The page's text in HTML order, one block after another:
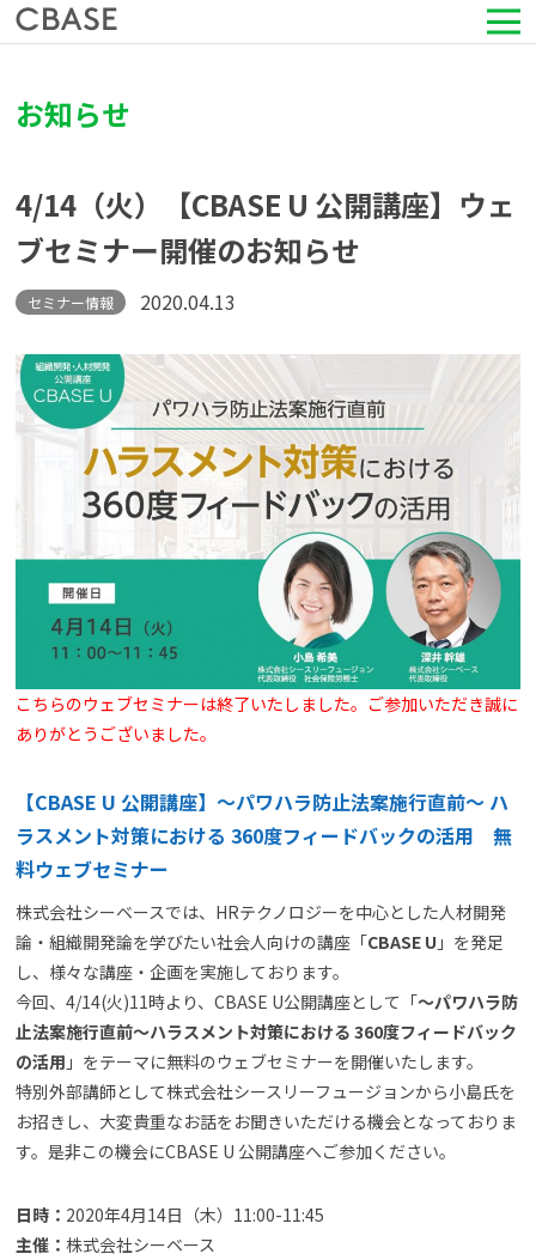
導入事例
セミナー情報
HRコラム
お知らせ
会社情報
資料請求(無料) お見積もり依頼
お知らせ
4/14（火）【CBASE U 公開講座】ウェ
ブセミナー開催のお知らせ
セミナー情報 2020.04.13
こちらのウェブセミナーは終了いたしました。ご参加いただき誠に
ありがとうございました。
【CBASE U 公開講座】～パワハラ防止法案施行直前～ ハ
ラスメント対策における 360度フィードバックの活用 無
料ウェブセミナー
株式会社シーベースでは、HRテクノロジーを中心とした人材開発
論・組織開発論を学びたい社会人向けの講座「CBASE U 」を発足
し、様々な講座・企画を実施しております。
今回、4/14(火)11時より、CBASE U公開講座として「～パワハラ防
止法案施行直前～ハラスメント対策における 360度フィードバック
の活用 」をテーマに無料のウェブセミナーを開催いたします。
特別外部講師として株式会社シースリーフュージョンから小島氏を
お招きし、大変貴重なお話をお聞きいただける機会となっておりま
す。是非この機会にCBASE U 公開講座へご参加ください。
日時： 2020年4月14日（木）11:00-11:45
主催： 株式会社シーベース